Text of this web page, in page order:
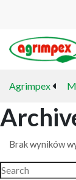
Agrimpex
Brak wyników